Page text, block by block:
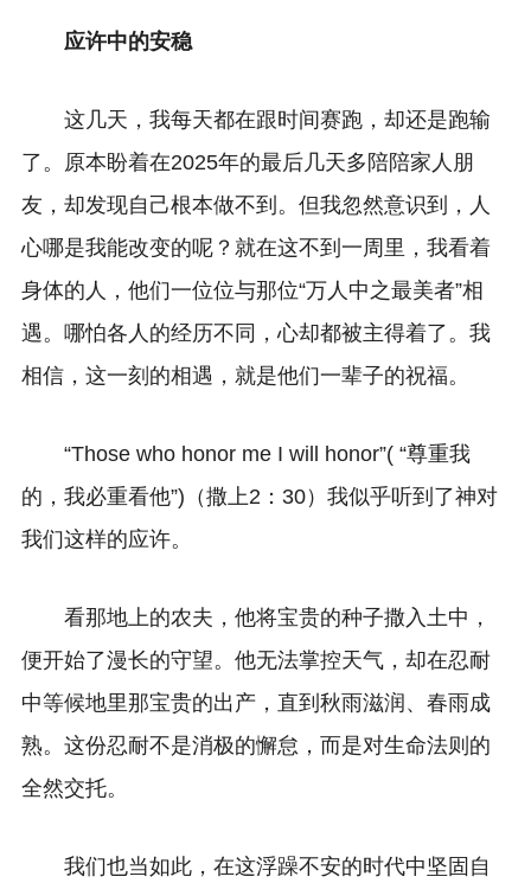
应许中的安稳
这几天，我每天都在跟时间赛跑，却还是跑输
了。原本盼着在2025年的最后几天多陪陪家人朋
友，却发现自己根本做不到。但我忽然意识到，人
心哪是我能改变的呢？就在这不到一周里，我看着
身体的人，他们一位位与那位“万人中之最美者”相
遇。哪怕各人的经历不同，心却都被主得着了。我
相信，这一刻的相遇，就是他们一辈子的祝福。
“Those who honor me I will honor”( “尊重我
的，我必重看他”)（撒上2：30）我似乎听到了神对
我们这样的应许。
看那地上的农夫，他将宝贵的种子撒入土中，
便开始了漫长的守望。他无法掌控天气，却在忍耐
中等候地里那宝贵的出产，直到秋雨滋润、春雨成
熟。这份忍耐不是消极的懈怠，而是对生命法则的
全然交托。
我们也当如此，在这浮躁不安的时代中坚固自